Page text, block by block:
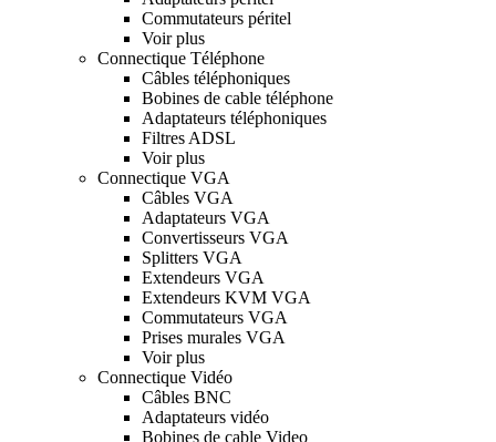
Commutateurs péritel
Voir plus
Connectique Téléphone
Câbles téléphoniques
Bobines de cable téléphone
Adaptateurs téléphoniques
Filtres ADSL
Voir plus
Connectique VGA
Câbles VGA
Adaptateurs VGA
Convertisseurs VGA
Splitters VGA
Extendeurs VGA
Extendeurs KVM VGA
Commutateurs VGA
Prises murales VGA
Voir plus
Connectique Vidéo
Câbles BNC
Adaptateurs vidéo
Bobines de cable Video